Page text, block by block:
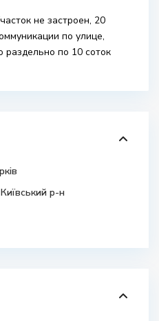
не застроен, 20
по улице,
по 10 соток
Київський р-н